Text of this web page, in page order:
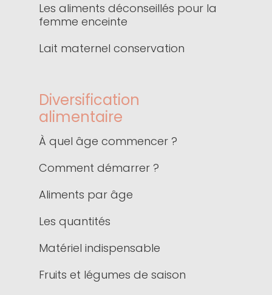
Les aliments déconseillés pour la
femme enceinte
Lait maternel conservation
Diversification
alimentaire
À quel âge commencer ?
Comment démarrer ?
Aliments par âge
Les quantités
Matériel indispensable
Fruits et légumes de saison